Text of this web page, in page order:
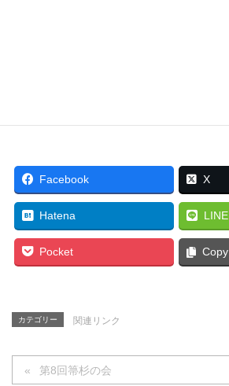
Facebook X
Hatena LINE
Pocket Copy
カテゴリー 関連リンク
第8回箒杉の会